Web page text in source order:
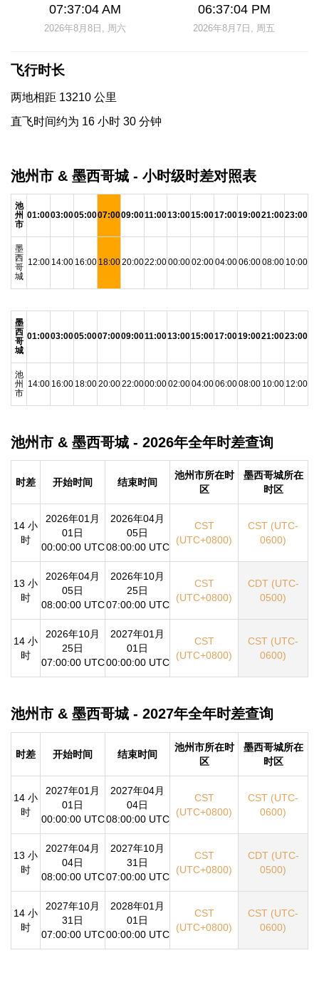
07:37:04 AM
2026年8月8日, 周六
06:37:04 PM
2026年8月7日, 周五
飞行时长
两地相距 13210 公里
直飞时间约为 16 小时 30 分钟
池州市 & 墨西哥城 - 小时级时差对照表
池
州
市
01:0003:0005:0007:0009:0011:0013:0015:0017:0019:0021:0023:00
墨
西
哥
城
12:00 14:00 16:00 18:0020:0022:0000:0002:0004:0006:0008:00 10:00
墨
西
哥
城
01:0003:0005:0007:0009:0011:0013:0015:0017:0019:0021:0023:00
池
州
市
14:00 16:00 18:0020:0022:0000:0002:0004:0006:0008:00 10:00 12:00
池州市 & 墨西哥城 - 2026年全年时差查询
时差 开始时间 结束时间
池州市所在时
区
墨西哥城所在
时区
14 小
时
2026年01月
01日
00:00:00 UTC
2026年04月
05日
08:00:00 UTC
CST
(UTC+0800)
CST (UTC-
0600)
13 小
时
2026年04月
05日
08:00:00 UTC
2026年10月
25日
07:00:00 UTC
CST
(UTC+0800)
CDT (UTC-
0500)
14 小
时
2026年10月
25日
07:00:00 UTC
2027年01月
01日
00:00:00 UTC
CST
(UTC+0800)
CST (UTC-
0600)
池州市 & 墨西哥城 - 2027年全年时差查询
时差 开始时间 结束时间
池州市所在时
区
墨西哥城所在
时区
14 小
时
2027年01月
01日
00:00:00 UTC
2027年04月
04日
08:00:00 UTC
CST
(UTC+0800)
CST (UTC-
0600)
13 小
时
2027年04月
04日
08:00:00 UTC
2027年10月
31日
07:00:00 UTC
CST
(UTC+0800)
CDT (UTC-
0500)
14 小
时
2027年10月
31日
07:00:00 UTC
2028年01月
01日
00:00:00 UTC
CST
(UTC+0800)
CST (UTC-
0600)